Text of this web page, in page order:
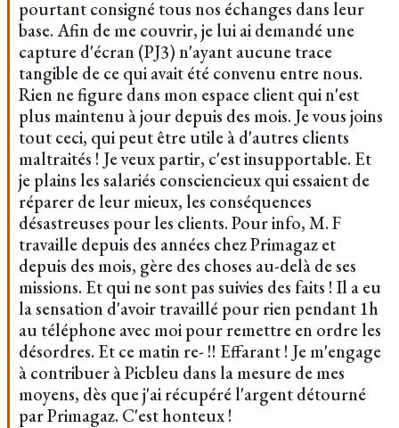
pourtant consigné tous nos échanges dans leur
base. Afin de me couvrir, je lui ai demandé une
capture d'écran (PJ3) n'ayant aucune trace
tangible de ce qui avait été convenu entre nous.
Rien ne figure dans mon espace client qui n'est
plus maintenu à jour depuis des mois. Je vous joins
tout ceci, qui peut être utile à d'autres clients
maltraités ! Je veux partir, c'est insupportable. Et
je plains les salariés consciencieux qui essaient de
réparer de leur mieux, les conséquences
désastreuses pour les clients. Pour info, M. F
travaille depuis des années chez Primagaz et
depuis des mois, gère des choses au-delà de ses
missions. Et qui ne sont pas suivies des faits ! Il a eu
la sensation d'avoir travaillé pour rien pendant 1h
au téléphone avec moi pour remettre en ordre les
désordres. Et ce matin re- !! Effarant ! Je m'engage
à contribuer à Picbleu dans la mesure de mes
moyens, dès que j'ai récupéré l'argent détourné
par Primagaz. C'est honteux !